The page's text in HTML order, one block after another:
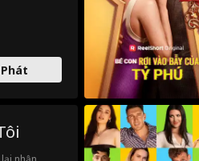
giải cứu
Phát